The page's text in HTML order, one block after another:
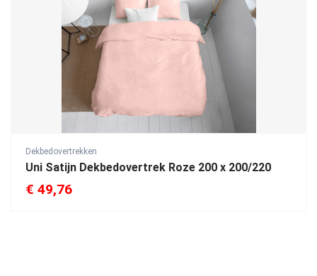
Dekbedovertrekken
Uni Satijn Dekbedovertrek Roze 200 x 200/220
€ 49,76